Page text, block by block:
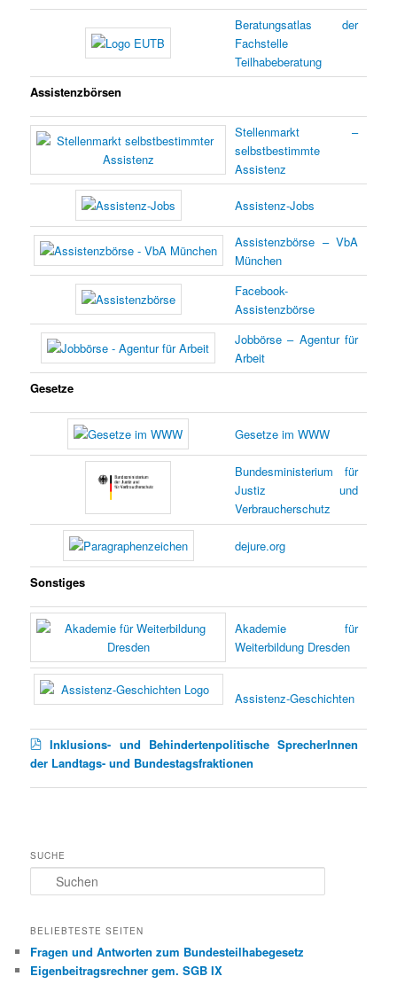
Beratungsatlas der
Fachstelle
Teilhabeberatung
Assistenzbörsen
Stellenmarkt –
selbstbestimmte
Assistenz
Assistenz-Jobs
Assistenzbörse – VbA
München
Facebook-
Assistenzbörse
Jobbörse – Agentur für
Arbeit
Gesetze
Gesetze im WWW
Bundesministerium für
Justiz und
Verbraucherschutz
dejure.org
Sonstiges
Akademie für
Weiterbildung Dresden
Assistenz-Geschichten
Inklusions- und Behindertenpolitische SprecherInnen
der Landtags- und Bundestagsfraktionen
SUCHE
u
h
n
BELIEBTESTE SEITEN
Fragen und Antworten zum Bundesteilhabegesetz
Eigenbeitragsrechner gem. SGB IX